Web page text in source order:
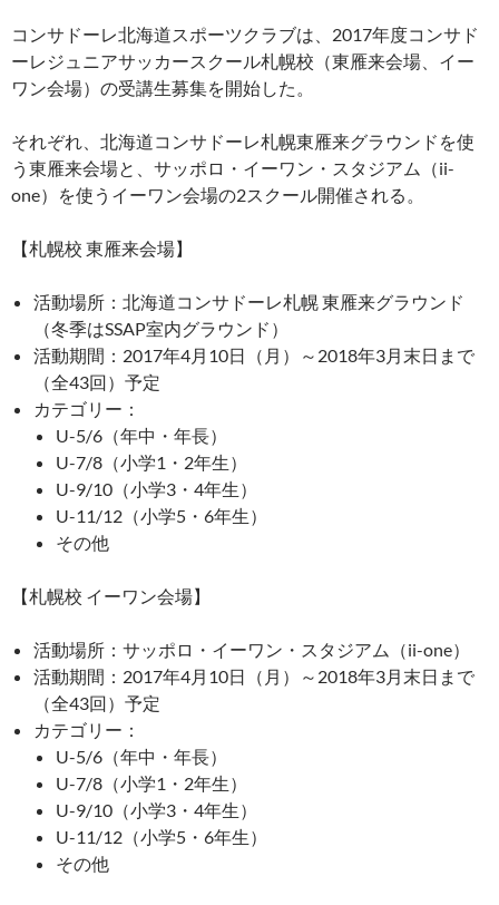
コンサドーレ北海道スポーツクラブは、2017年度コンサド
ーレジュニアサッカースクール札幌校（東雁来会場、イー
ワン会場）の受講生募集を開始した。
それぞれ、北海道コンサドーレ札幌東雁来グラウンドを使
う東雁来会場と、サッポロ・イーワン・スタジアム（ii-
one）を使うイーワン会場の2スクール開催される。
【札幌校 東雁来会場】
活動場所：北海道コンサドーレ札幌 東雁来グラウンド
（冬季はSSAP室内グラウンド）
活動期間：2017年4月10日（月）～2018年3月末日まで
（全43回）予定
カテゴリー：
U-5/6（年中・年長）
U-7/8（小学1・2年生）
U-9/10（小学3・4年生）
U-11/12（小学5・6年生）
その他
【札幌校 イーワン会場】
活動場所：サッポロ・イーワン・スタジアム（ii-one）
活動期間：2017年4月10日（月）～2018年3月末日まで
（全43回）予定
カテゴリー：
U-5/6（年中・年長）
U-7/8（小学1・2年生）
U-9/10（小学3・4年生）
U-11/12（小学5・6年生）
その他